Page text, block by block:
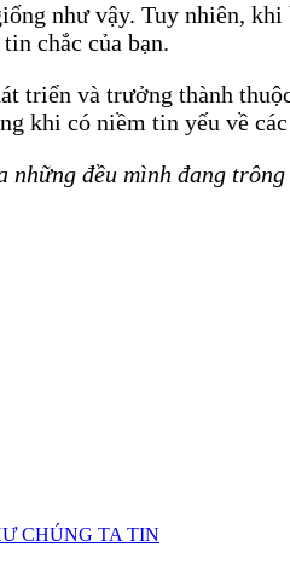
như vậy. Tuy nhiên,
chắc của bạn.
triển và trưởng thành
khi có niềm tin yếu về
đều mình đang
CHÚNG TA TIN